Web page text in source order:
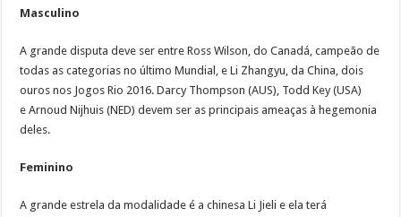
Masculino
A grande disputa deve ser entre Ross Wilson, do Canadá, campeão de
todas as categorias no último Mundial, e Li Zhangyu, da China, dois
ouros nos Jogos Rio 2016. Darcy Thompson (AUS), Todd Key (USA)
e Arnoud Nijhuis (NED) devem ser as principais ameaças à hegemonia
deles.
Feminino
A grande estrela da modalidade é a chinesa Li Jieli e ela terá